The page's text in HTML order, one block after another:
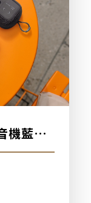
機藍牙